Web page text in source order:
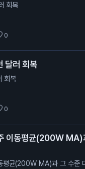
회복
0
달러 회복
회복
0
이동평균(200W MA)
평균(200W MA)과 그 수준